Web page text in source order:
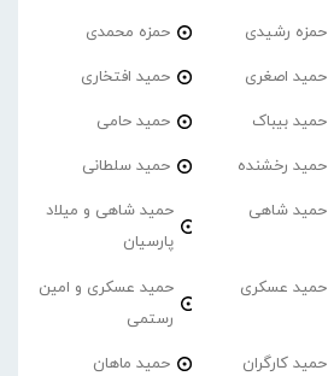
حمزه رشیدی حمزه محمدی
حمید اصغری حمید افتخاری
حمید بیباک حمید حامی
حمید رخشنده حمید سلطانی
حمید شاهی
حمید شاهی و میلاد
پارسیان
حمید عسکری
حمید عسکری و امین
رستمی
حمید کارگران حمید ماهان